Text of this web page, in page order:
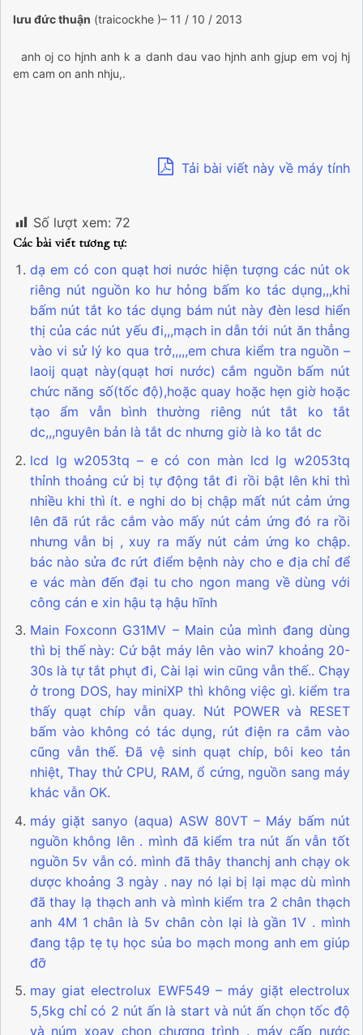
lưu đức thuận (traicockhe )– 11 / 10 / 2013
anh oj co hjnh anh k a danh dau vao hjnh anh gjup em voj hj
em cam on anh nhju,.
Tải bài viết này về máy tính
Số lượt xem: 72
Các bài viết tương tự:
dạ em có con quạt hơi nước hiện tượng các nút ok
riêng nút nguồn ko hư hỏng bấm ko tác dụng,,,khi
bấm nút tắt ko tác dụng bám nút này đèn lesd hiển
thị của các nút yếu đi,,,mạch in dẫn tới nút ăn thẳng
vào vi sử lý ko qua trở,,,,,em chưa kiểm tra nguồn –
laoij quạt này(quạt hơi nước) cắm nguồn bấm nút
chức năng số(tốc độ),hoặc quay hoặc hẹn giờ hoặc
tạo ẩm vẫn bình thường riêng nút tắt ko tắt
dc,,,nguyên bản là tắt dc nhưng giờ là ko tắt dc
lcd lg w2053tq – e có con màn lcd lg w2053tq
thỉnh thoảng cứ bị tự động tắt đi rồi bật lên khi thì
nhiều khi thì ít. e nghi do bị chập mất nút cảm ứng
lên đã rút rắc cắm vào mấy nút cảm ứng đó ra rồi
nhưng vẫn bị , xuy ra mấy nút cảm ứng ko chập.
bác nào sửa đc rứt điểm bệnh này cho e địa chỉ để
e vác màn đến đại tu cho ngon mang về dùng với
công cán e xin hậu tạ hậu hĩnh
Main Foxconn G31MV – Main của mình đang dùng
thì bị thế này: Cứ bật máy lên vào win7 khoảng 20-
30s là tự tắt phụt đi, Cài lại win cũng vẫn thế.. Chạy
ở trong DOS, hay miniXP thì không việc gì. kiểm tra
thấy quạt chíp vẫn quay. Nút POWER và RESET
bấm vào không có tác dụng, rút điện ra cắm vào
cũng vẫn thế. Đã vệ sinh quạt chíp, bôi keo tản
nhiệt, Thay thử CPU, RAM, ổ cứng, nguồn sang máy
khác vẫn OK.
máy giặt sanyo (aqua) ASW 80VT – Máy bấm nút
nguồn không lên . mình đã kiểm tra nút ấn vẫn tốt
nguồn 5v vẫn có. mình đã thây thanchj anh chạy ok
dược khoảng 3 ngày . nay nó lại bị lại mạc dù mình
đã thay lạ thạch anh và mình kiểm tra 2 chân thạch
anh 4M 1 chân là 5v chân còn lại là gần 1V . mình
đang tập tẹ tụ học sủa bo mạch mong anh em giúp
đỡ
may giat electrolux EWF549 – máy giặt electrolux
5,5kg chỉ có 2 nút ấn là start và nút ấn chọn tốc độ
và núm xoay chọn chương trình . máy cấp nước